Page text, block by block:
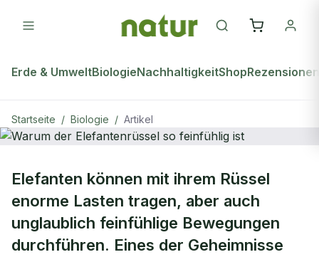
Erde & UmweltBiologieNachhaltigkeitShopRezensionen
Startseite / Biologie / Artikel
Warum der Elefantenrüssel so
feinfühlig ist
Elefanten können mit ihrem Rüssel
enorme Lasten tragen, aber auch
unglaublich feinfühlige Bewegungen
durchführen. Eines der Geheimnisse